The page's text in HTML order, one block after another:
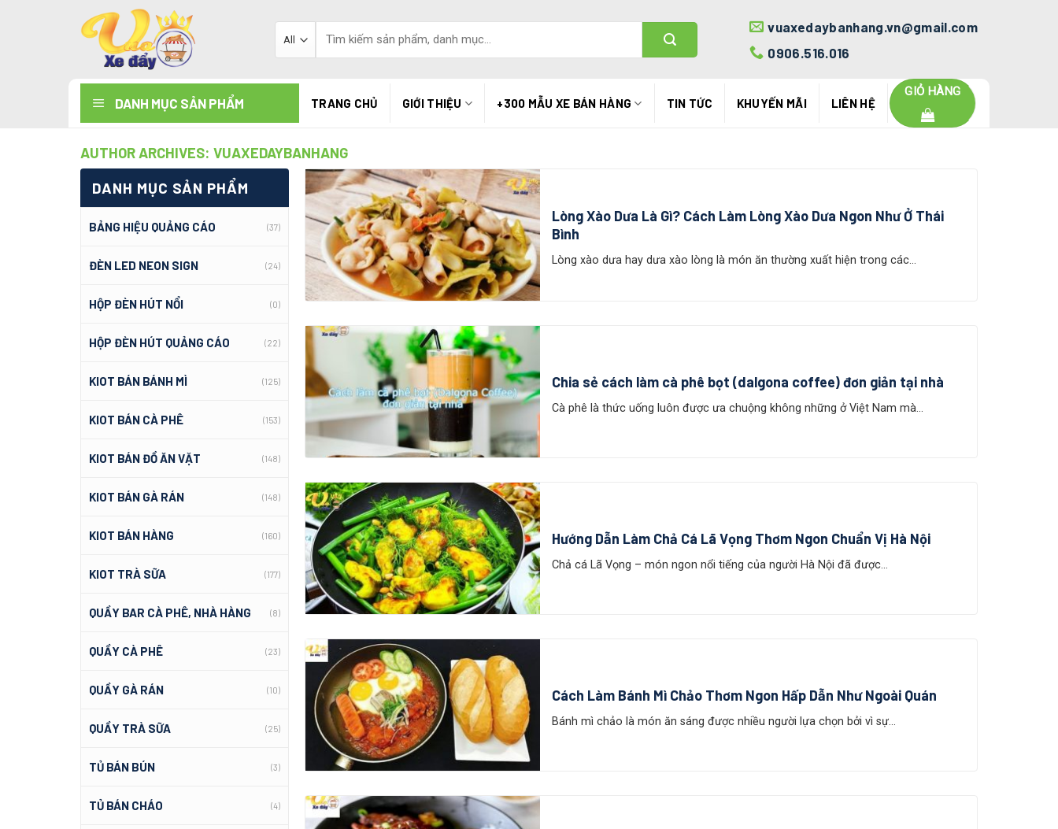
kiếm:
vuaxedaybanhang.vn@gmail.com
0906.516.016
DANH MỤC SẢN PHẨM TRANG CHỦ GIỚI THIỆU +300 MẪU XE BÁN HÀNG TIN TỨC KHUYẾN MÃI LIÊN HỆ
GIỎ HÀNG
AUTHOR ARCHIVES: VUAXEDAYBANHANG
DANH MỤC SẢN PHẨM
BẢNG HIỆU QUẢNG CÁO (37)
ĐÈN LED NEON SIGN (24)
HỘP ĐÈN HÚT NỔI (0)
HỘP ĐÈN HÚT QUẢNG CÁO (22)
KIOT BÁN BÁNH MÌ (125)
KIOT BÁN CÀ PHÊ (153)
KIOT BÁN ĐỒ ĂN VẶT (148)
KIOT BÁN GÀ RÁN (148)
KIOT BÁN HÀNG (160)
KIOT TRÀ SỮA (177)
QUẦY BAR CÀ PHÊ, NHÀ HÀNG (8)
QUẦY CÀ PHÊ (23)
QUẦY GÀ RÁN (10)
QUẦY TRÀ SỮA (25)
TỦ BÁN BÚN (3)
TỦ BÁN CHÁO (4)
Lòng Xào Dưa Là Gì? Cách Làm Lòng Xào Dưa Ngon Như Ở Thái
Bình
Lòng xào dưa hay dưa xào lòng là món ăn thường xuất hiện trong các...
Chia sẻ cách làm cà phê bọt (dalgona coffee) đơn giản tại nhà
Cà phê là thức uống luôn được ưa chuộng không những ở Việt Nam mà...
Hướng Dẫn Làm Chả Cá Lã Vọng Thơm Ngon Chuẩn Vị Hà Nội
Chả cá Lã Vọng – món ngon nổi tiếng của người Hà Nội đã được...
Cách Làm Bánh Mì Chảo Thơm Ngon Hấp Dẫn Như Ngoài Quán
Bánh mì chảo là món ăn sáng được nhiều người lựa chọn bởi vì sự...